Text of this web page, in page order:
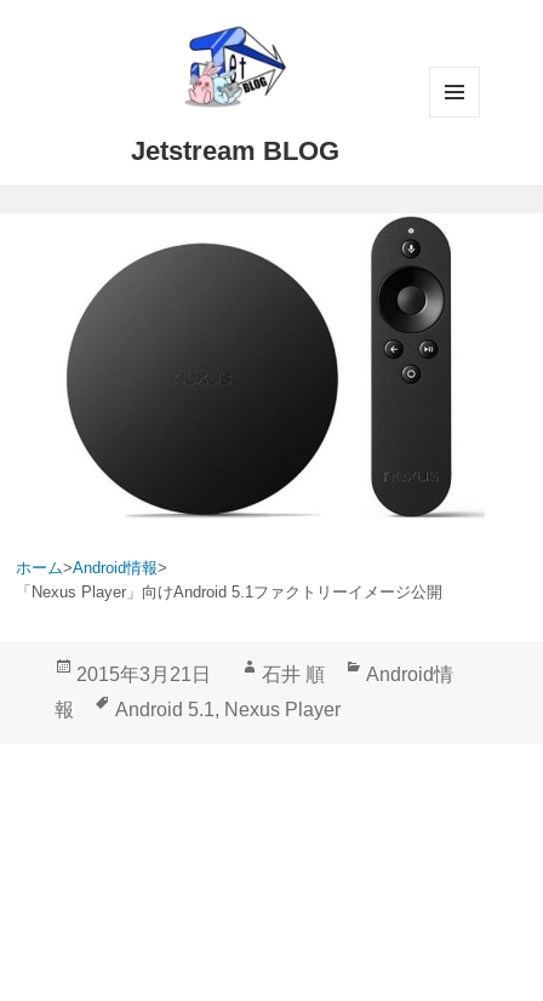
Jetstream BLOG
ホーム>Android情報>
「Nexus Player」向けAndroid 5.1ファクトリーイメージ公開
投
2015年3月21日
作
成
石井 順
カ
Android情
報
タ
Android 5.1, Nexus Player